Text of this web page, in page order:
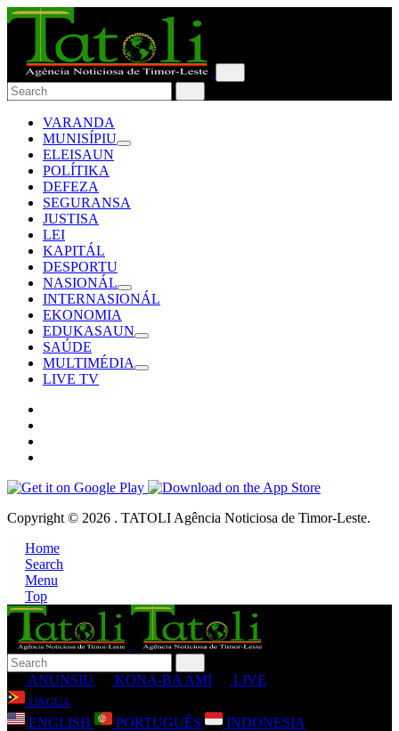
VARANDA
MUNISÍPIU
ELEISAUN
POLÍTIKA
DEFEZA
SEGURANSA
JUSTISA
LEI
KAPITÁL
DESPORTU
NASIONÁL
INTERNASIONÁL
EKONOMIA
EDUKASAUN
SAÚDE
MULTIMÉDIA
LIVE TV
Copyright © 2026 . TATOLI Agência Noticiosa de Timor-Leste.
Home
Search
Menu
Top
ANUNSIU KONA-BA AMI LIVE
LÍNGUA
ENGLISH PORTUGUÊS INDONESIA